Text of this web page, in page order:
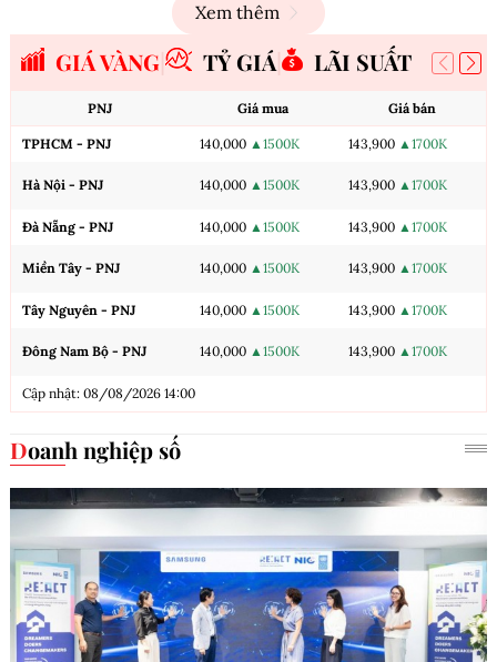
Xem thêm
GIÁ VÀNG TỶ GIÁ LÃI SUẤT
PNJ Giá mua Giá bán
TPHCM - PNJ 140,000 ▲1500K 143,900 ▲1700K
Hà Nội - PNJ 140,000 ▲1500K 143,900 ▲1700K
Đà Nẵng - PNJ 140,000 ▲1500K 143,900 ▲1700K
Miền Tây - PNJ 140,000 ▲1500K 143,900 ▲1700K
Tây Nguyên - PNJ 140,000 ▲1500K 143,900 ▲1700K
Đông Nam Bộ - PNJ 140,000 ▲1500K 143,900 ▲1700K
Cập nhật: 08/08/2026 14:00
Doanh nghiệp số